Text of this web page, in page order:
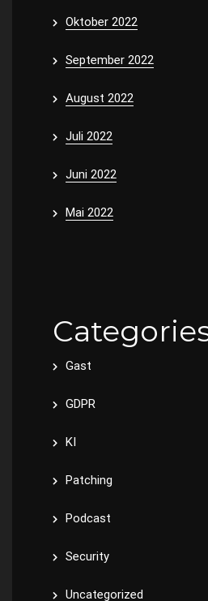
Oktober 2022
September 2022
August 2022
Juli 2022
Juni 2022
Mai 2022
Gast
GDPR
KI
Patching
Podcast
Security
Uncategorized